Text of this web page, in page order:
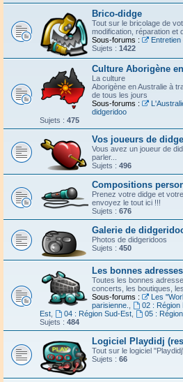
Brico-didge
Tout sur le bricolage de
modification, réparation et
Sous-forums :
Sujets : 1422
Culture Aborigène
La culture
Aborigène en Australie à
de tous les jours
Sous-forums :
didgeridoo
Sujets : 475
Vos joueurs de
Vous avez un joueur de
parler...
Sujets : 496
Compositions
Prenez votre didge et
envoyez le tout ici !!!
Sujets : 676
Galerie de
Photos de didgeridoos
Sujets : 450
Les bonnes
Toutes les bonnes
concerts, les boutiques,
Sous-forums :
Les
parisienne.
02 : Région
Est
04 : Région Sud-Est,
05 :
Sujets : 484
Logiciel Playdidj
Tout sur le logiciel
Sujets : 66